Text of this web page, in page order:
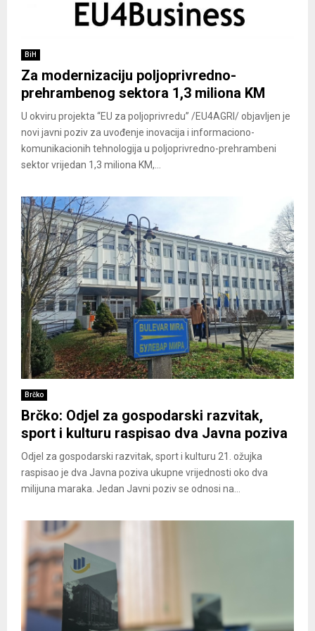
BiH
Za modernizaciju poljoprivredno-
prehrambenog sektora 1,3 miliona KM
U okviru projekta “EU za poljoprivredu” /EU4AGRI/ objavljen je
novi javni poziv za uvođenje inovacija i informaciono-
komunikacionih tehnologija u poljoprivredno-prehrambeni
sektor vrijedan 1,3 miliona KM,...
Brčko
Brčko: Odjel za gospodarski razvitak,
sport i kulturu raspisao dva Javna poziva
Odjel za gospodarski razvitak, sport i kulturu 21. ožujka
raspisao je dva Javna poziva ukupne vrijednosti oko dva
milijuna maraka. Jedan Javni poziv se odnosi na...